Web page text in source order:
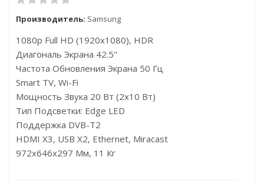
Производитель: Samsung
1080p Full HD (1920x1080), HDR
Диагональ Экрана 42.5"
Частота Обновления Экрана 50 Гц
Smart TV, Wi-Fi
Мощность Звука 20 Вт (2х10 Вт)
Тип Подсветки: Edge LED
Поддержка DVB-T2
HDMI X3, USB X2, Ethernet, Miracast
972x646x297 Мм, 11 Кг